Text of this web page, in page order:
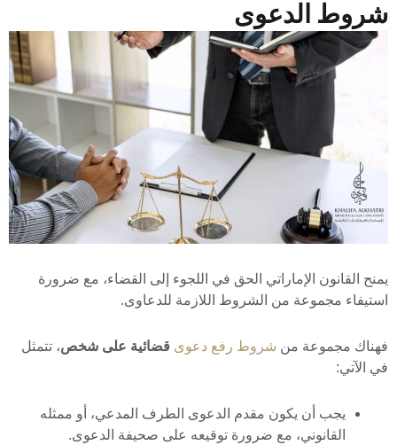
شروط الدعوى
يمنح القانون الإماراتي الحق في اللجوء إلى القضاء، مع ضرورة
استيفاء مجموعة من الشروط اللازمة للدعاوى.
فهناك مجموعة من شروط رفع دعوى قضائية على شخص، تتمثل
في الآتي:
يجب أن يكون مقدم الدعوى الطرف المدعي، أو ممثله
القانوني، مع ضرورة توقيعه على صحيفة الدعوى.